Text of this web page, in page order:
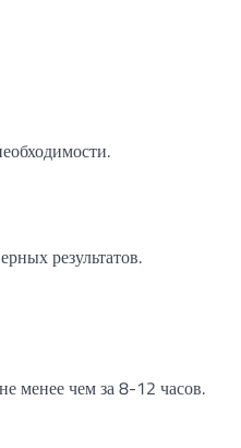
результатов.
менее чем за 8-12 часов.